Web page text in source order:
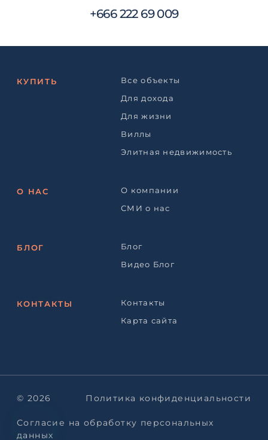
+666 222 69 009
КУПИТЬ
Все объекты
Для дохода
Для жизни
Виллы
Элитная недвижимость
О НАС
О компании
СМИ о нас
БЛОГ
Блог
Видео Блог
КОНТАКТЫ
Контакты
Карта сайта
© 2026 Политика конфиденциальности
Согласие на обработку персональных
данных